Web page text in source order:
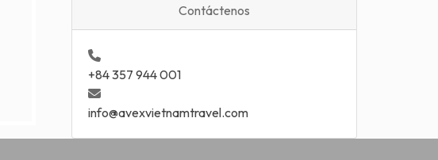
Contáctenos
+84 357 944 001
info@avexvietnamtravel.com